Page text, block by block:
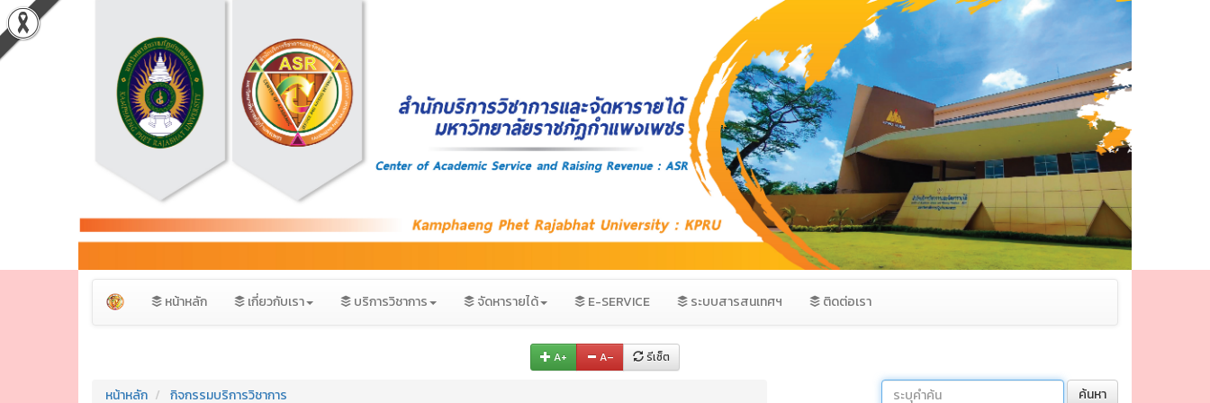
หน้าหลัก เกี่ยวกับเรา บริการวิชาการ จัดหารายได้ E-SERVICE ระบบสารสนเทศฯ ติดต่อเรา
A+ A– รีเซ็ต
หน้าหลัก กิจกรรมบริการวิชาการ ค้นหา